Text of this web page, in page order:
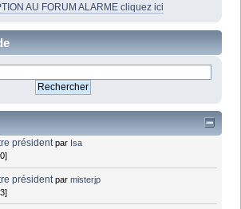
AU FORUM ALARME cliquez ici
président par Isa
président parmisterjp